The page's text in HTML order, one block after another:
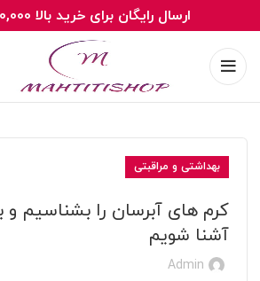
بهداشتی و مراقبتی
کرم های آبرسان را بشناسیم و
آشنا شویم
Admin
ارسال رایگان برای خرید بالا 5,000,000 تومان